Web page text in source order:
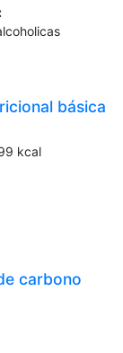
básica
kcal
carbono